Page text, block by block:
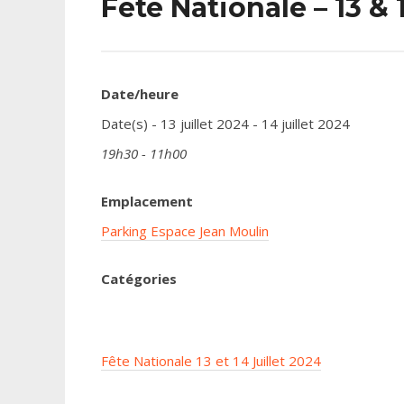
Fête Nationale – 13
Date/heure
Date(s) - 13 juillet 2024 - 14 juillet 2024
19h30 - 11h00
Emplacement
Parking Espace Jean Moulin
Catégories
Fête Nationale 13 et 14 Juillet 2024